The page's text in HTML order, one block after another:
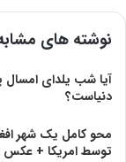
نوشته های
آیا شب یلدای امسال
دنیاست؟
محو کامل یک شهر
توسط امریکا + عکس